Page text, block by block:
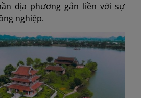
địa phương gắn liền với sự
nghiệp.